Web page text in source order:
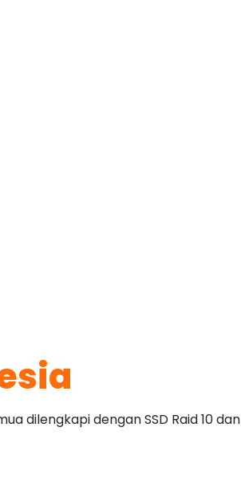
dilengkapi dengan SSD Raid 10 dan